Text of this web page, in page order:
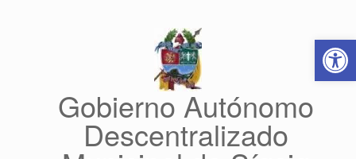
Abrir
Gobierno Autónomo
Descentralizado